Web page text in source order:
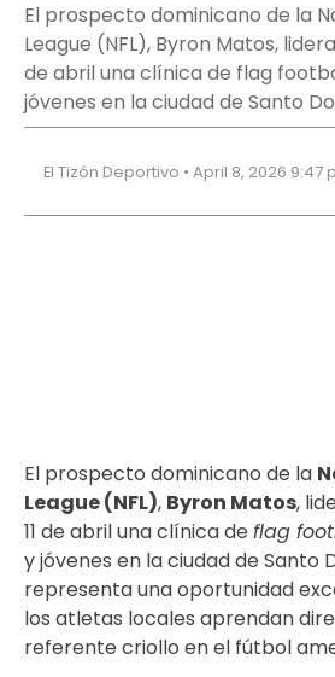
El prospecto dominicano de la
League (NFL), Byron Matos,
de abril una clínica de flag
jóvenes en la ciudad de Santo
El Tizón Deportivo • April 8, 2026 9:47
El prospecto dominicano de la
League (NFL), Byron Matos,
11 de abril una clínica de flag
y jóvenes en la ciudad de Santo
representa una oportunidad
los atletas locales aprendan
referente criollo en el fútbol